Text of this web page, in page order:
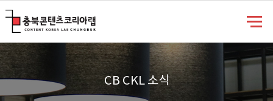
CB CKL 소식